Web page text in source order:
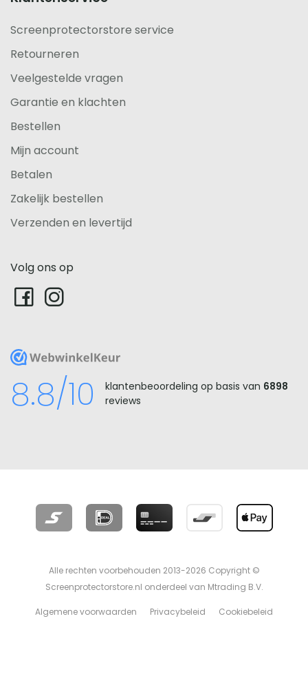
Screenprotectorstore service
Retourneren
Veelgestelde vragen
Garantie en klachten
Bestellen
Mijn account
Betalen
Zakelijk bestellen
Verzenden en levertijd
Volg ons op
WebwinkelKeur
8.8/10 klantenbeoordeling op basis van 6898
reviews
Alle rechten voorbehouden 2013-2026 Copyright ©
Screenprotectorstore.nl onderdeel van Mtrading B.V.
Algemene voorwaarden Privacybeleid Cookiebeleid